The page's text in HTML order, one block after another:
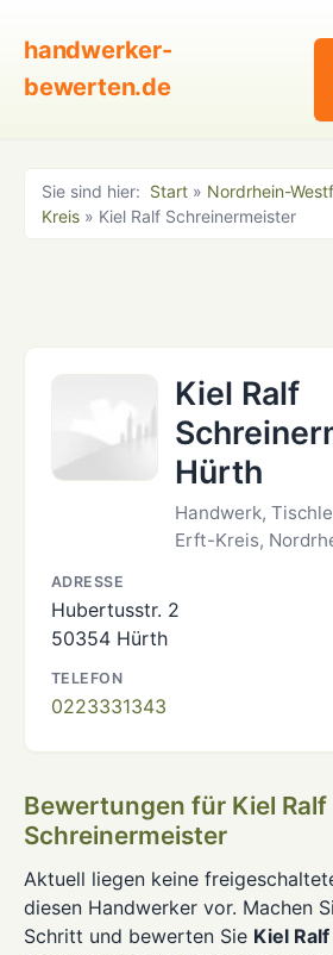
handwerker-
bewerten.de
Sie sind hier: Start » Nordrhein-
Kreis » Kiel Ralf Schreinermeister
Kiel Ralf
Hürth
Handwerk,
Erft-Kreis,
ADRESSE
Hubertusstr. 2
50354 Hürth
TELEFON
0223331343
Bewertungen für Kiel Ralf
Schreinermeister
Aktuell liegen keine
diesen Handwerker vor. Machen
Schritt und bewerten Sie Kiel